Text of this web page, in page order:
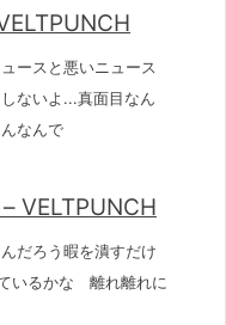
ースと悪いニュース
ないよ...真面目なん
なんで
VELTPUNCH
だろう暇を潰すだけ
いるかな 離れ離れに